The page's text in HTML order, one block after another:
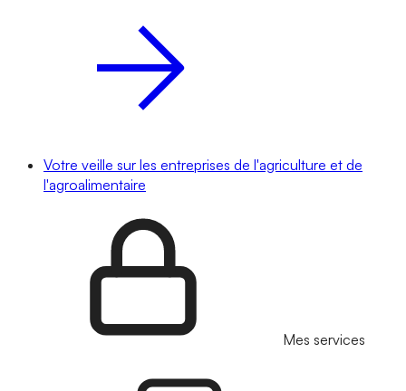
Votre veille sur les entreprises de l'agriculture et de
l'agroalimentaire
Mes services